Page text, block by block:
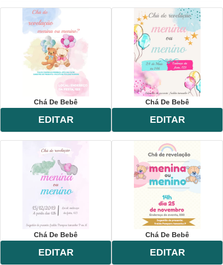
Chá De Bebê
EDITAR
Chá De Bebê
EDITAR
Chá De Bebê
EDITAR
Chá De Bebê
EDITAR